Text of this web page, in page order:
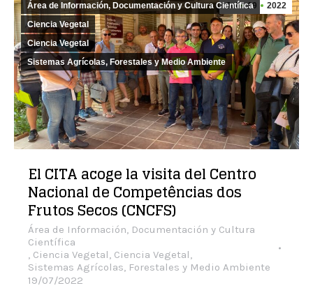
Jul 19 2022
Área de Información, Documentación y Cultura Científica
Ciencia Vegetal
Ciencia Vegetal
Sistemas Agrícolas, Forestales y Medio Ambiente
El CITA acoge la visita del Centro
Nacional de Competências dos
Frutos Secos (CNCFS)
Área de Información, Documentación y Cultura
Científica
, Ciencia Vegetal, Ciencia Vegetal,
Sistemas Agrícolas, Forestales y Medio Ambiente
19/07/2022